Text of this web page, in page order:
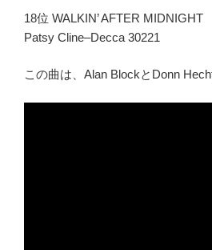
18位 WALKIN’ AFTER MIDNIGHT
Patsy Cline–Decca 30221
この曲は、Alan BlockとDonn